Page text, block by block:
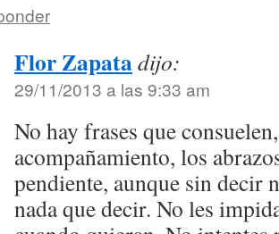
Flor Zapatadijo:
29/11/2013 a las 9:33 am
No hay frases que
acompañamiento, los
pendiente, aunque sin decir
nada que decir. No les